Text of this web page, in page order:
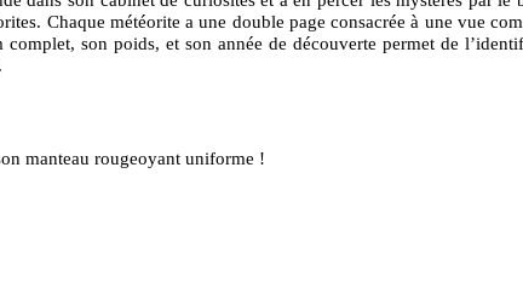
Chaque météorite a une double page consacrée à une vue
son poids, et son année de découverte permet de
manteau rougeoyant uniforme !